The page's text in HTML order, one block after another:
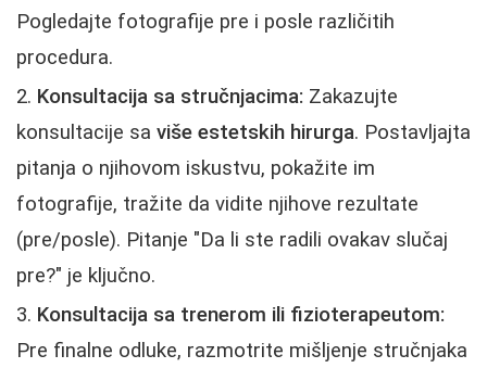
Pogledajte fotografije pre i posle različitih
procedura.
Konsultacija sa stručnjacima: Zakazujte
konsultacije sa više estetskih hirurga. Postavljajta
pitanja o njihovom iskustvu, pokažite im
fotografije, tražite da vidite njihove rezultate
(pre/posle). Pitanje "Da li ste radili ovakav slučaj
pre?" je ključno.
Konsultacija sa trenerom ili fizioterapeutom:
Pre finalne odluke, razmotrite mišljenje stručnjaka